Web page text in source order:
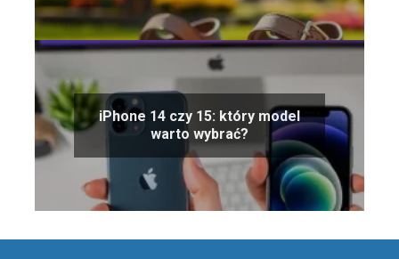
iPhone 14 czy 15: który model
warto wybrać?